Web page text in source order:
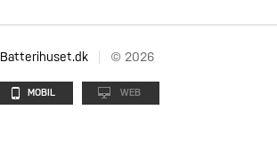
Batterihuset.dk © 2026
MOBIL WEB